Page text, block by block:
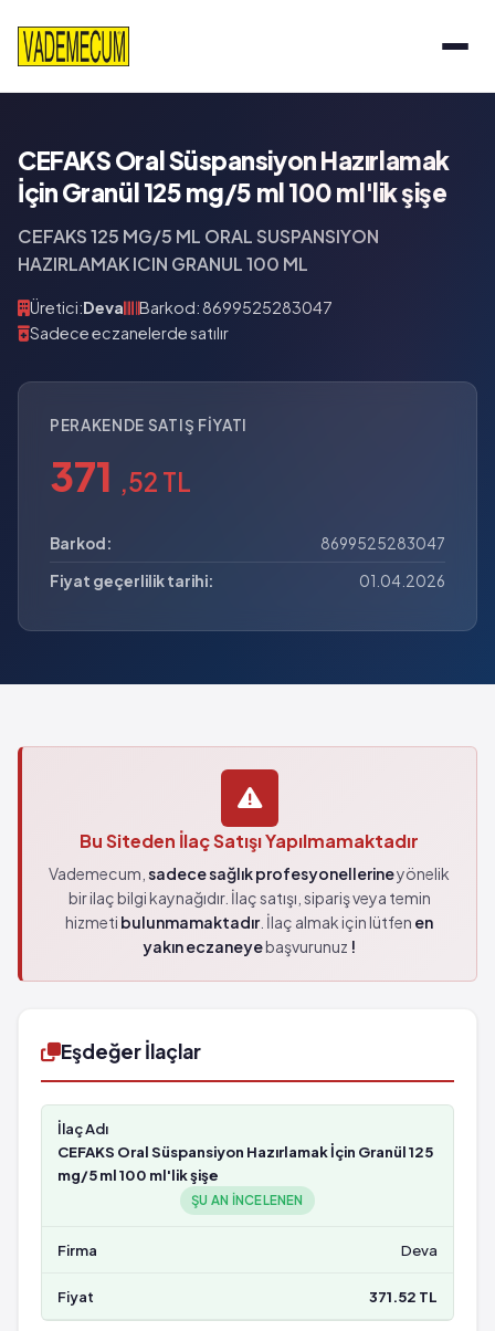
CEFAKS Oral Süspansiyon Hazırlamak
İçin Granül 125 mg/5 ml 100 ml'lik şişe
CEFAKS 125 MG/5 ML ORAL SUSPANSIYON
HAZIRLAMAK ICIN GRANUL 100 ML
Üretici:Deva
Barkod: 8699525283047
Sadece eczanelerde satılır
PERAKENDE SATIŞ FIYATI
371 ,52 TL
Barkod:
8699525283047
Fiyat geçerlilik tarihi:
01.04.2026
Bu Siteden İlaç Satışı Yapılmamaktadır
Vademecum, sadece sağlık profesyonellerineyönelik
bir ilaç bilgi kaynağıdır. İlaç satışı, sipariş veya temin
hizmeti bulunmamaktadır. İlaç almak için lütfen en
yakın eczaneyebaşvurunuz !
Eşdeğer İlaçlar
CEFAKS Oral Süspansiyon Hazırlamak İçin Granül 125
mg/5 ml 100 ml'lik şişe
ŞU AN INCELENEN
Deva
371.52 TL